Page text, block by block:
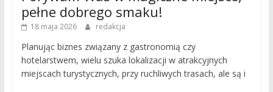
pełne dobrego smaku!
18 maja 2026 redakcja
Planując biznes związany z gastronomią czy
hotelarstwem, wielu szuka lokalizacji w atrakcyjnych
miejscach turystycznych, przy ruchliwych trasach, ale są i